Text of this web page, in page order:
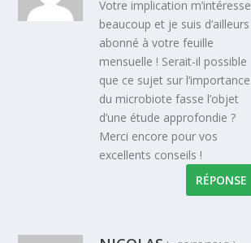
Votre implication m’intéresse
beaucoup et je suis d’ailleurs
abonné à votre feuille
mensuelle ! Serait-il possible
que ce sujet sur l’importance
du microbiote fasse l’objet
d’une étude approfondie ?
Merci encore pour vos
excellents conseils !
RÉPONSE